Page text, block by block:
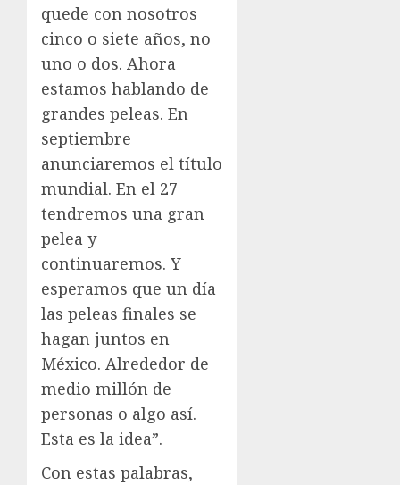
quede con nosotros
cinco o siete años, no
uno o dos. Ahora
estamos hablando de
grandes peleas. En
septiembre
anunciaremos el título
mundial. En el 27
tendremos una gran
pelea y
continuaremos. Y
esperamos que un día
las peleas finales se
hagan juntos en
México. Alrededor de
medio millón de
personas o algo así.
Esta es la idea”.
Con estas palabras,